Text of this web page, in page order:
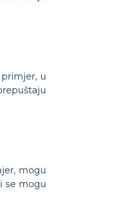
u
mogu
se mogu